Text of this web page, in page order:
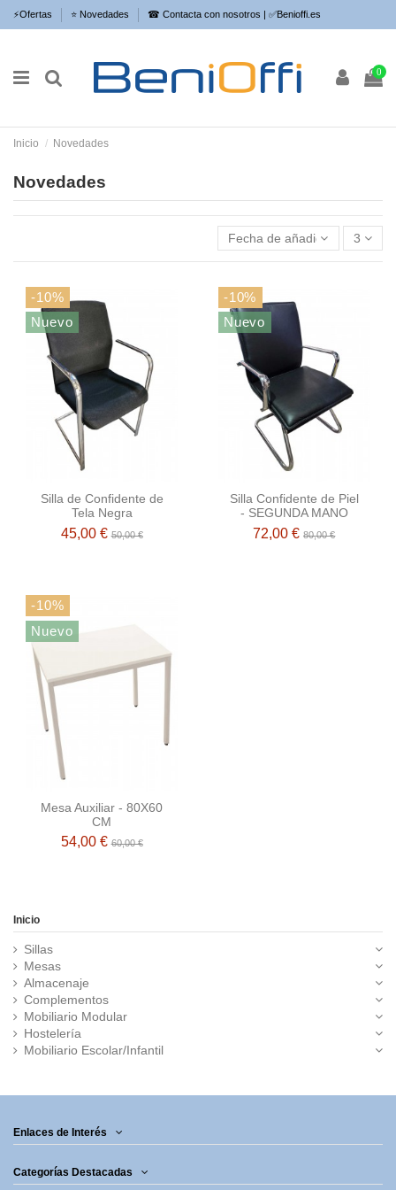
⚡​Ofertas ⭐​ Novedades ☎ Contacta con nosotros | ✅Benioffi.es
0
Inicio Novedades
Novedades
Fecha de añadido, más
3
-10%
Nuevo
Silla de Confidente de
Tela Negra
45,00 €50,00 €
-10%
Nuevo
Silla Confidente de Piel
- SEGUNDA MANO
72,00 €80,00 €
-10%
Nuevo
Mesa Auxiliar - 80X60
CM
54,00 €60,00 €
Inicio
Sillas
Mesas
Almacenaje
Complementos
Mobiliario Modular
Hostelería
Mobiliario Escolar/Infantil
Enlaces de Interés
Categorías Destacadas